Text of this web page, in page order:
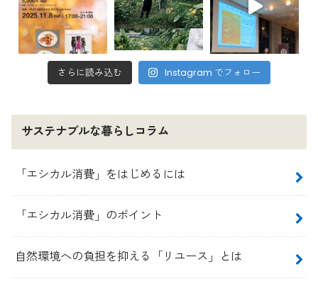
さらに読み込む Instagram でフォロー
サステナブルな暮らしコラム
「エシカル消費」をはじめるには
「エシカル消費」のポイント
自然環境への負担を抑える「リユース」とは